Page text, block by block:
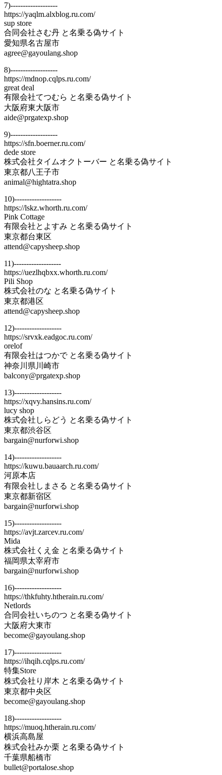
7)-------------------
https://yaqlm.alxblog.ru.com/
sup store
合同会社さむ丹 と名乗る偽サイト
愛知県名古屋市
agree@gayoulang.shop
8)-------------------
https://mdnop.cqlps.ru.com/
great deal
有限会社てつむら と名乗る偽サイト
大阪府東大阪市
aide@prgatexp.shop
9)-------------------
https://sfn.boerner.ru.com/
dede store
株式会社タイムオクトーバー と名乗る偽サイト
東京都八王子市
animal@hightatra.shop
10)-------------------
https://lskz.whorth.ru.com/
Pink Cottage
有限会社とよすみ と名乗る偽サイト
東京都台東区
attend@capysheep.shop
11)-------------------
https://uezlhqbxx.whorth.ru.com/
Pili Shop
株式会社のな と名乗る偽サイト
東京都港区
attend@capysheep.shop
12)-------------------
https://srvxk.eadgoc.ru.com/
orelof
有限会社はつかで と名乗る偽サイト
神奈川県川崎市
balcony@prgatexp.shop
13)-------------------
https://xqvy.hansins.ru.com/
lucy shop
株式会社しらどう と名乗る偽サイト
東京都渋谷区
bargain@nurforwi.shop
14)-------------------
https://kuwu.bauaarch.ru.com/
河原本店
有限会社しまさる と名乗る偽サイト
東京都新宿区
bargain@nurforwi.shop
15)-------------------
https://avjt.zarcev.ru.com/
Mida
株式会社くえ金 と名乗る偽サイト
福岡県太宰府市
bargain@nurforwi.shop
16)-------------------
https://thkfuhty.htherain.ru.com/
Netlords
合同会社いちのつ と名乗る偽サイト
大阪府大東市
become@gayoulang.shop
17)-------------------
https://ihqih.cqlps.ru.com/
特集Store
株式会社り岸木 と名乗る偽サイト
東京都中央区
become@gayoulang.shop
18)-------------------
https://muoq.htherain.ru.com/
横浜高島屋
株式会社みか栗 と名乗る偽サイト
千葉県船橋市
bullet@portalose.shop